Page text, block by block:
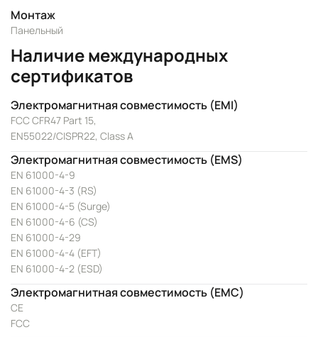
Монтаж
Панельный
Наличие международных
сертификатов
Электромагнитная совместимость (EMI)
FCC CFR47 Part 15,
EN55022/CISPR22, Class A
Электромагнитная совместимость (EMS)
EN 61000-4-9
EN 61000-4-3 (RS)
EN 61000-4-5 (Surge)
EN 61000-4-6 (CS)
EN 61000-4-29
EN 61000-4-4 (EFT)
EN 61000-4-2 (ESD)
Электромагнитная совместимость (EMC)
CE
FCC